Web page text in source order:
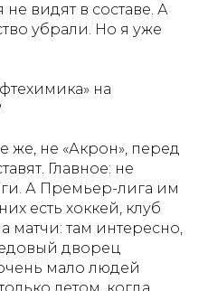
видят в составе. А
убрали. Но я уже
на
же, не «Акрон», перед
Главное: не
А Премьер-лига им
есть хоккей, клуб
матчи: там интересно,
дворец
мало людей